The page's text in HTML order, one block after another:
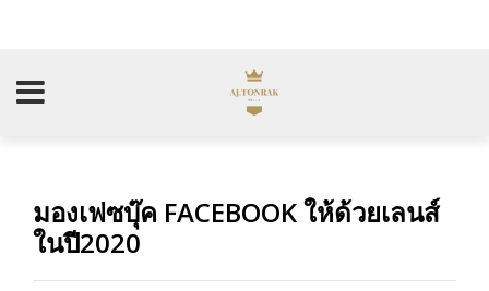
มองเฟซบุ๊ค FACEBOOK ให้ด้วยเลนส์
ในปี2020